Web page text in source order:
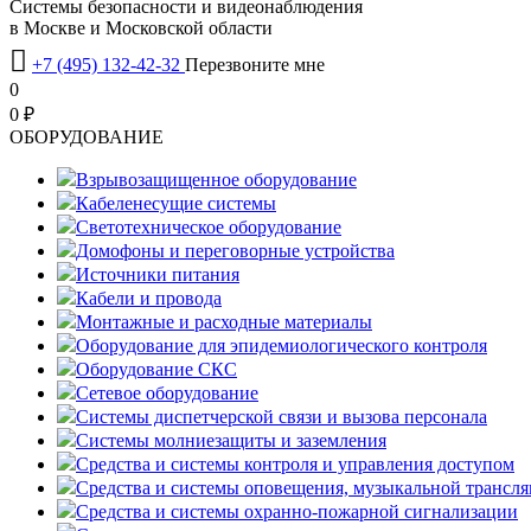
Системы безопасности и видеонаблюдения
в Москве и Московской области
 +7 (495) 132-42-32 Перезвоните мне
0
0 ₽
OБОРУДОВАНИЕ
Взрывозащищенное оборудование
Кабеленесущие системы
Светотехническое оборудование
Домофоны и переговорные устройства
Источники питания
Кабели и провода
Монтажные и расходные материалы
Оборудование для эпидемиологического контроля
Оборудование СКС
Сетевое оборудование
Системы диспетчерской связи и вызова персонала
Системы молниезащиты и заземления
Средства и системы контроля и управления доступом
Средства и системы оповещения, музыкальной
Средства и системы охранно-пожарной сигнализации